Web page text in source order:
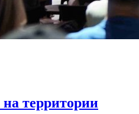
на территории